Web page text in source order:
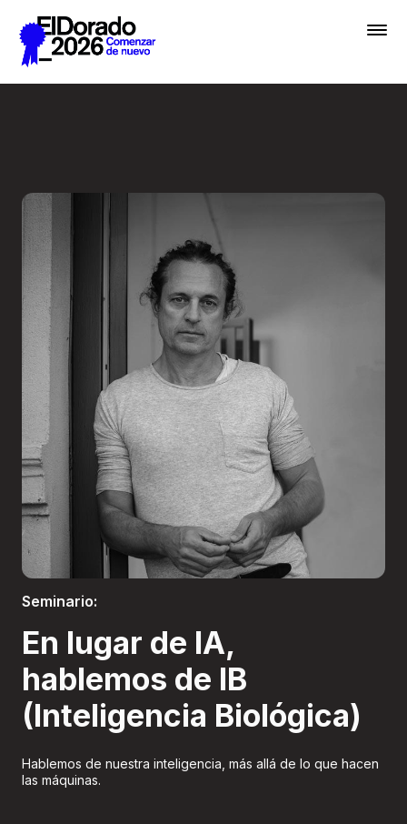
Saltar al contenido principal
Academias
Archivo
Inscribir
Boletería
Seminario:
En lugar de IA,
hablemos de IB
(Inteligencia Biológica)
Hablemos de nuestra inteligencia, más allá de lo que hacen
las máquinas.